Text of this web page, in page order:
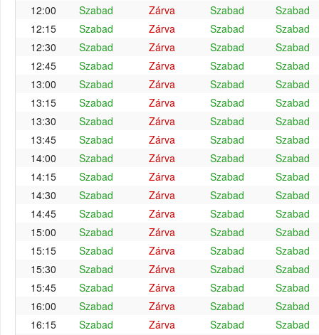
12:00
Szabad Zárva Szabad
Szabad
12:15
Szabad Zárva Szabad
Szabad
12:30
Szabad Zárva Szabad
Szabad
12:45
Szabad Zárva Szabad
Szabad
13:00
Szabad Zárva Szabad
Szabad
13:15
Szabad Zárva Szabad
Szabad
13:30
Szabad Zárva Szabad
Szabad
13:45
Szabad Zárva Szabad
Szabad
14:00
Szabad Zárva Szabad
Szabad
14:15
Szabad Zárva Szabad
Szabad
14:30
Szabad Zárva Szabad
Szabad
14:45
Szabad Zárva Szabad
Szabad
15:00
Szabad Zárva Szabad
Szabad
15:15
Szabad Zárva Szabad
Szabad
15:30
Szabad Zárva Szabad
Szabad
15:45
Szabad Zárva Szabad
Szabad
16:00
Szabad Zárva Szabad
Szabad
16:15
Szabad Zárva Szabad Szabad